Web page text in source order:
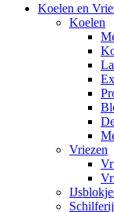
Koelen en
Koelen
Vriezen